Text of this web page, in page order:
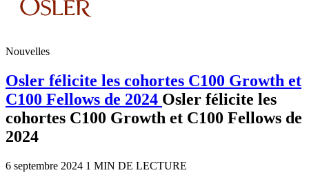
Nouvelles
Osler félicite les cohortes C100 Growth et
C100 Fellows de 2024 Osler félicite les
cohortes C100 Growth et C100 Fellows de
2024
6 septembre 2024 1 MIN DE LECTURE